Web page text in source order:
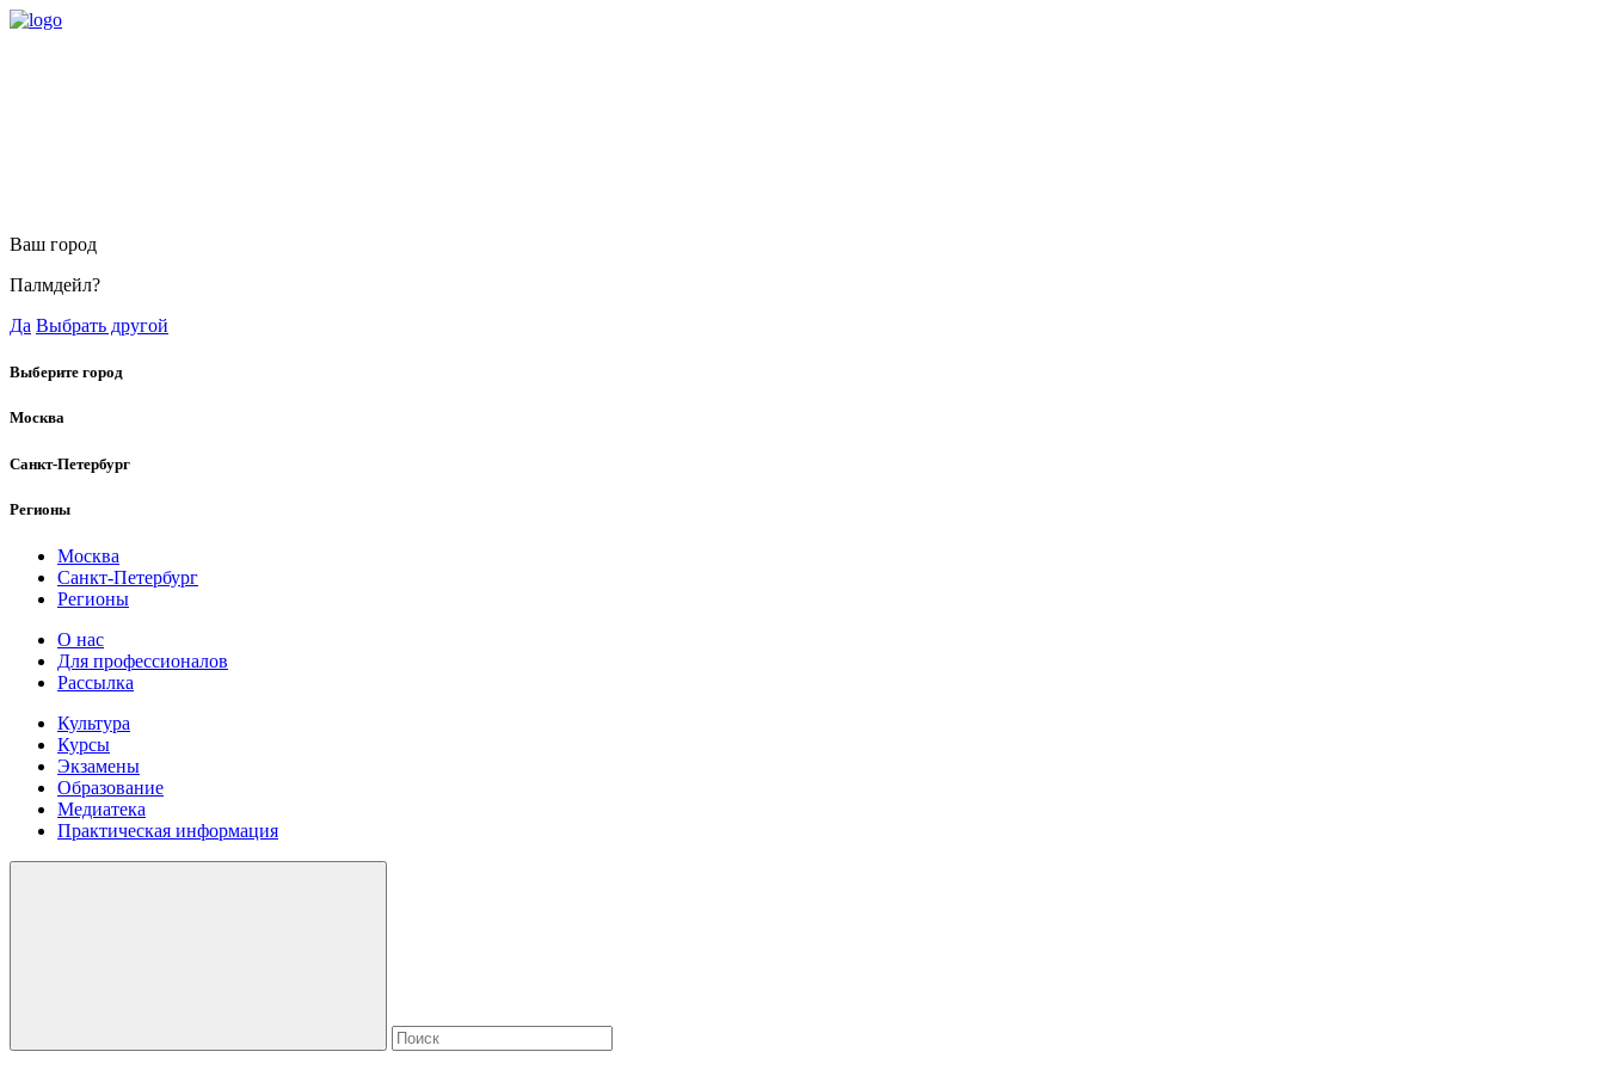
Ваш город
Палмдейл?
Да Выбрать другой
Выберите город
Москва
Санкт-Петербург
Регионы
Москва
Санкт-Петербург
Регионы
О нас
Для профессионалов
Рассылка
Культура
Курсы
Экзамены
Образование
Медиатека
Практическая информация